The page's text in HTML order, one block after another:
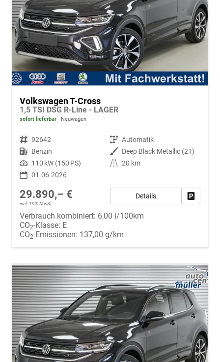
Volkswagen T-Cross
1,5 TSI DSG R-Line - LAGER
sofort lieferbar Neuwagen
Fahrzeugnr. 92642 Getriebe Automatik
Kraftstoff Benzin Außenfarbe Deep Black Metallic (2T)
Leistung 110 kW (150 PS) Kilometerstand 20 km
01.06.2026
29.890,– €
incl. 19% MwSt.
Details
Verbrauch kombiniert: 6,00 l/100km
CO2-Klasse: E
CO2-Emissionen: 137,00 g/km